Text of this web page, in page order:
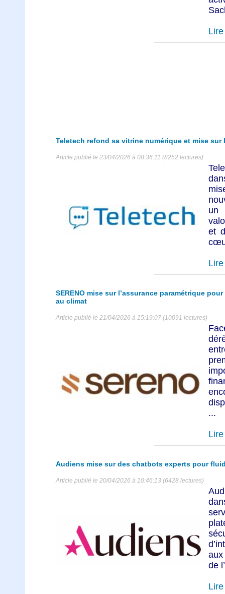
Teletech refond sa vitrine numérique et mise sur
Article publié le 23/04/2026 à 08:36:11 (8252 lectures)
un
et
SERENO mise sur l’assurance paramétrique
au climat
Article publié le 21/04/2026 à 15:19:07 (10091 lectures)
...
Audiens mise sur des chatbots experts pour
Article publié le 20/04/2026 à 10:46:13 (6428 lectures)
de